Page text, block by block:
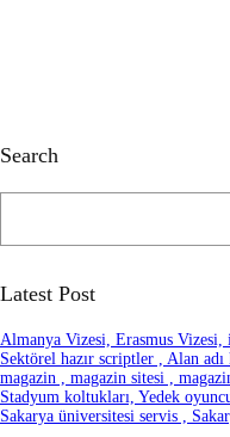
Search
h
Latest Post
Almanya Vizesi, Erasmus Vizesi,
Sektörel hazır scriptler , Alan adı
magazin , magazin sitesi ,
Stadyum koltukları, Yedek
Sakarya üniversitesi servis ,